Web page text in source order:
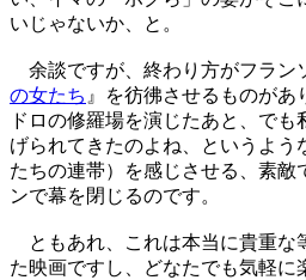
いじゃないか、と。
余談ですが、終わり方がフラン
の女たち 』を彷彿させるものがあ
ドロの修羅場を演じたあと、で
げられてきたのよね、というよう
たちの連帯）を感じさせる、素敵
ンで幕を閉じるのです。
ともあれ、これは本当に貴重な
た映画ですし、どなたでも気軽に